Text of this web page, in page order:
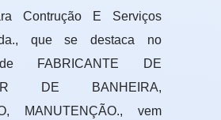
Contrução E Serviços
que se destaca no
FABRICANTE DE
DE BANHEIRA,
MANUTENÇÃO., vem